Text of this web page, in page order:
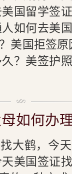
国留学签
如何去美
美国拒签
？美签护
如何办
大鹤，今
美国签证